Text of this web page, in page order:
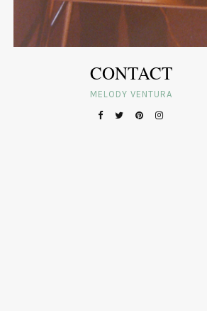
CONTACT
MELODY VENTURA